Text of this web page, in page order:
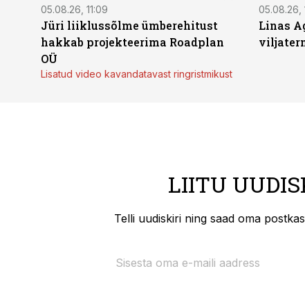
05.08.26, 11:09
Jüri liiklussõlme ümberehitust
hakkab projekteerima Roadplan
OÜ
Lisatud video kavandatavast ringristmikust
05.08.26,
Linas
LIITU
Telli uudiskiri ning saad oma